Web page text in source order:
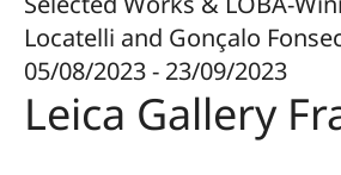
Locatelli and Gonçalo
05/08/2023 - 23/09/2023
Leica Gallery